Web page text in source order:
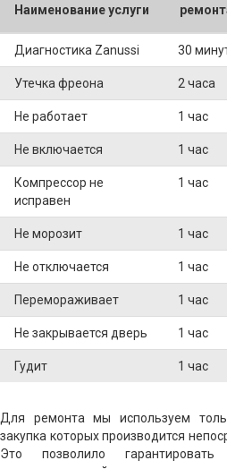
Наименование услуги
Диагностика Zanussi 30
Утечка фреона 2 часа
Не работает 1 час
Не включается 1 час
Компрессор не
исправен
1 час
Не морозит 1 час
Не отключается 1 час
Перемораживает 1 час
Не закрывается дверь 1 час
Гудит 1 час
Для ремонта мы используем
закупка которых производится
Это позволило